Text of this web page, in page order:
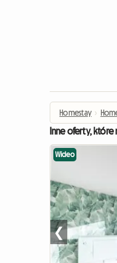
Homestay ›
Inne oferty, które
Wideo
❮